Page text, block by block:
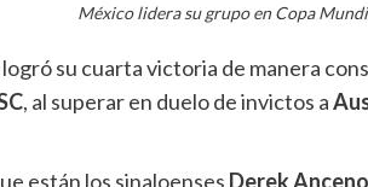
México lidera su grupo en Copa
su cuarta victoria de manera
, al superar en duelo de invictos a
están los sinaloenses Derek Anceno